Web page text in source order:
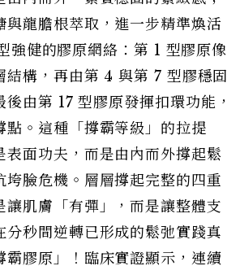
與龍膽根萃取，進一步精準煥活
強健的膠原網絡：第 1 型膠原像
結構，再由第 4 與第 7 型膠穩固
由第 17 型膠原發揮扣環功能，
點。這種「撐霸等級」的拉提
表面功夫，而是由內而外撐起鬆
垮臉危機。層層撐起完整的四重
讓肌膚「有彈」，而是讓整體支
分秒間逆轉已形成的鬆弛實踐真
霸膠原」！臨床實證顯示，連續